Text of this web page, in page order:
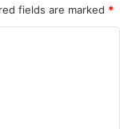
fields are marked *